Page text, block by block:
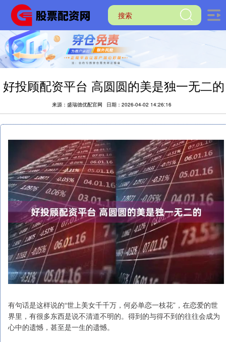
好投顾配资平台 高圆圆的美是独一无二的
来源：盛瑞德优配官网 日期：2026-04-02 14:26:16
有句话是这样说的“世上美女千千万，何必单恋一枝花”，在恋爱的世
界里，有很多东西是说不清道不明的。得到的与得不到的往往会成为
心中的遗憾，甚至是一生的遗憾。